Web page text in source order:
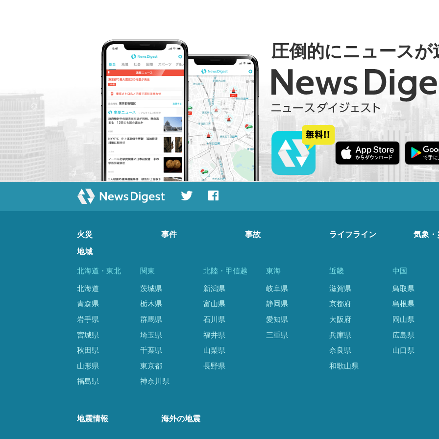
圧倒的にニュースが
火災 事件 事故 ライフライン 気象・
地域
北海道・東北
北海道
青森県
岩手県
宮城県
秋田県
山形県
福島県
関東
茨城県
栃木県
群馬県
埼玉県
千葉県
東京都
神奈川県
北陸・甲信越
新潟県
富山県
石川県
福井県
山梨県
長野県
東海
岐阜県
静岡県
愛知県
三重県
近畿
滋賀県
京都府
大阪府
兵庫県
奈良県
和歌山県
中国
鳥取県
島根県
岡山県
広島県
山口県
地震情報 海外の地震